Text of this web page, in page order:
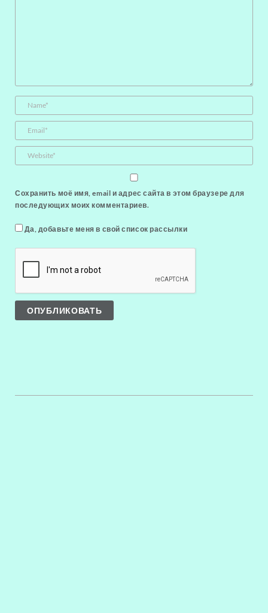
Сохранить моё имя, email и адрес сайта в этом браузере для
последующих моих комментариев.
Да, добавьте меня в свой список рассылки